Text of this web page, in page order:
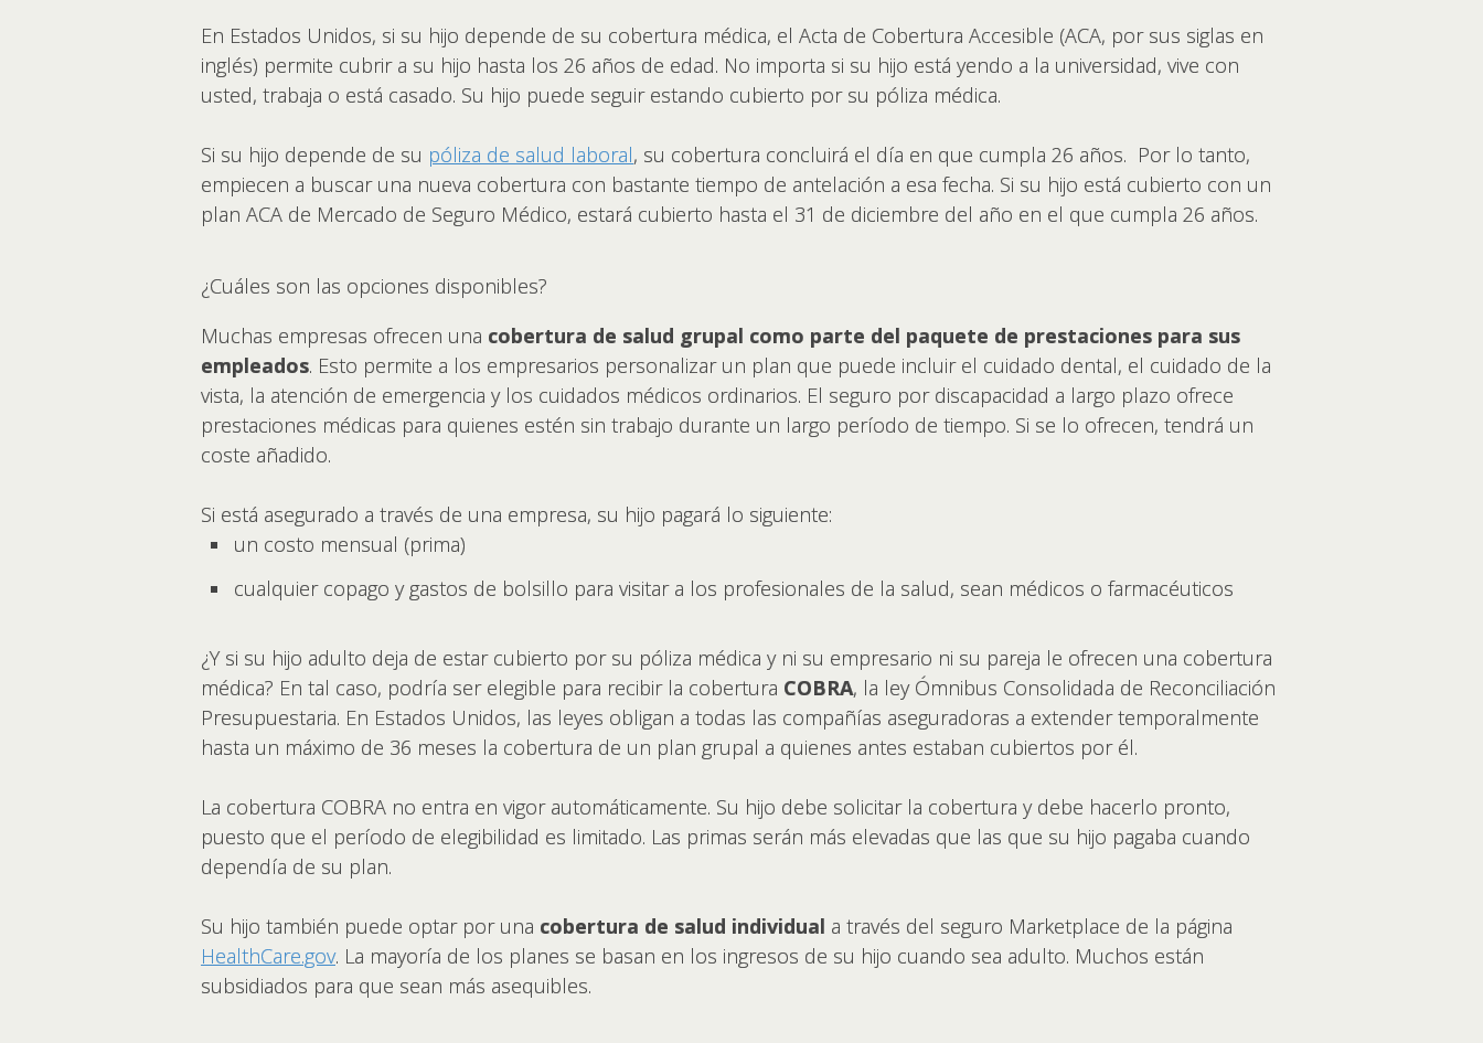
En Estados Unidos, si su hijo depende de su cobertura médica, el Acta de Cobertura Accesible (ACA, por sus siglas en
inglés) permite cubrir a su hijo hasta los 26 años de edad. No importa si su hijo está yendo a la universidad, vive con
usted, trabaja o está casado. Su hijo puede seguir estando cubierto por su póliza médica.
Si su hijo depende de su póliza de salud laboral, su cobertura concluirá el día en que cumpla 26 años. Por lo tanto,
empiecen a buscar una nueva cobertura con bastante tiempo de antelación a esa fecha. Si su hijo está cubierto con un
plan ACA de Mercado de Seguro Médico, estará cubierto hasta el 31 de diciembre del año en el que cumpla 26 años.
¿Cuáles son las opciones disponibles?
Muchas empresas ofrecen una cobertura de salud grupal como parte del paquete de prestaciones para sus
empleados. Esto permite a los empresarios personalizar un plan que puede incluir el cuidado dental, el cuidado de la
vista, la atención de emergencia y los cuidados médicos ordinarios. El seguro por discapacidad a largo plazo ofrece
prestaciones médicas para quienes estén sin trabajo durante un largo período de tiempo. Si se lo ofrecen, tendrá un
coste añadido.
Si está asegurado a través de una empresa, su hijo pagará lo siguiente:
un costo mensual (prima)
cualquier copago y gastos de bolsillo para visitar a los profesionales de la salud, sean médicos o farmacéuticos
¿Y si su hijo adulto deja de estar cubierto por su póliza médica y ni su empresario ni su pareja le ofrecen una cobertura
médica? En tal caso, podría ser elegible para recibir la cobertura COBRA, la ley Ómnibus Consolidada de Reconciliación
Presupuestaria. En Estados Unidos, las leyes obligan a todas las compañías aseguradoras a extender temporalmente
hasta un máximo de 36 meses la cobertura de un plan grupal a quienes antes estaban cubiertos por él.
La cobertura COBRA no entra en vigor automáticamente. Su hijo debe solicitar la cobertura y debe hacerlo pronto,
puesto que el período de elegibilidad es limitado. Las primas serán más elevadas que las que su hijo pagaba cuando
dependía de su plan.
Su hijo también puede optar por una cobertura de salud individual a través del seguro Marketplace de la página
HealthCare.gov. La mayoría de los planes se basan en los ingresos de su hijo cuando sea adulto. Muchos están
subsidiados para que sean más asequibles.